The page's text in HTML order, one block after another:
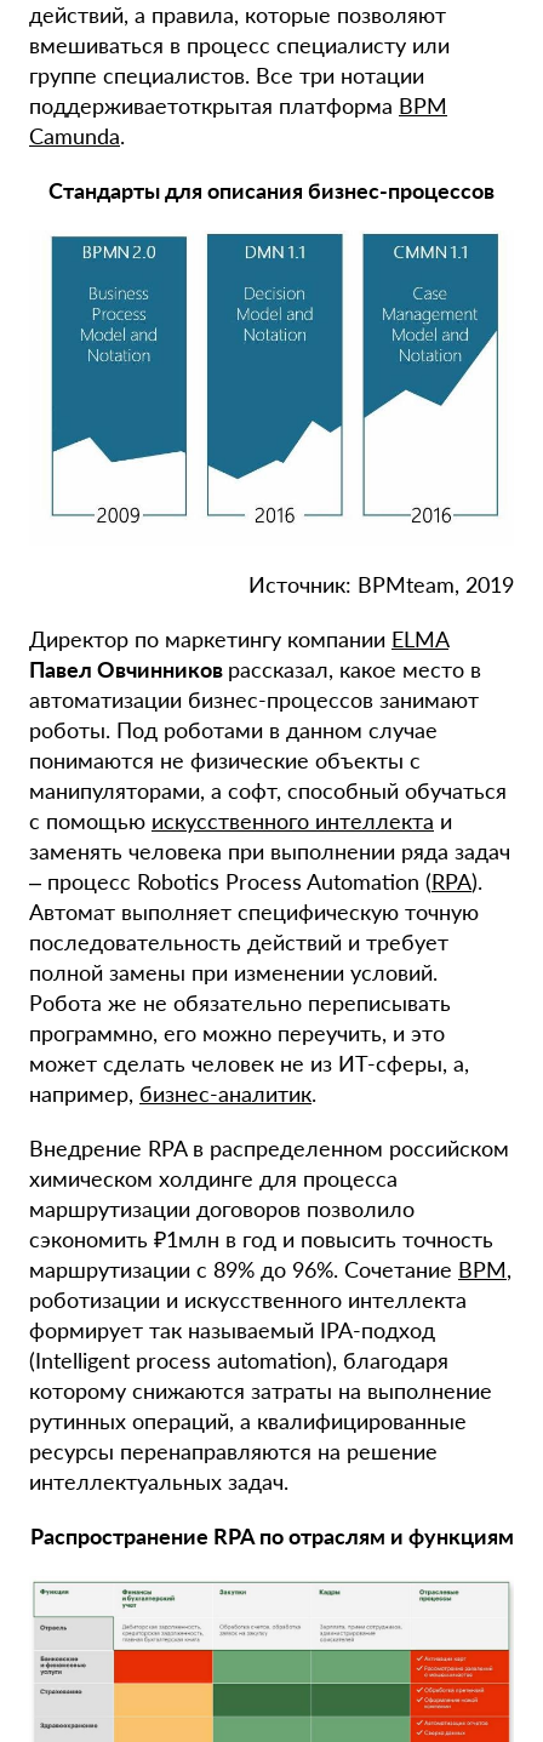
действий, а правила, которые позволяют
вмешиваться в процесс специалисту или
группе специалистов. Все три нотации
поддерживаетоткрытая платформа BPM
Camunda.
Стандарты для описания бизнес-процессов
Источник: BPMteam, 2019
Директор по маркетингу компании ELMA
Павел Овчинников рассказал, какое место в
автоматизации бизнес-процессов занимают
роботы. Под роботами в данном случае
понимаются не физические объекты с
манипуляторами, а софт, способный обучаться
с помощью искусственного интеллекта и
заменять человека при выполнении ряда задач
– процесс Robotics Process Automation (RPA).
Автомат выполняет специфическую точную
последовательность действий и требует
полной замены при изменении условий.
Робота же не обязательно переписывать
программно, его можно переучить, и это
может сделать человек не из ИТ-сферы, а,
например, бизнес-аналитик.
Внедрение RPA в распределенном российском
химическом холдинге для процесса
маршрутизации договоров позволило
сэкономить ₽1млн в год и повысить точность
маршрутизации с 89% до 96%. Сочетание BPM,
роботизации и искусственного интеллекта
формирует так называемый IPA-подход
(Intelligent process automation), благодаря
которому снижаются затраты на выполнение
рутинных операций, а квалифицированные
ресурсы перенаправляются на решение
интеллектуальных задач.
Распространение RPA по отраслям и функциям